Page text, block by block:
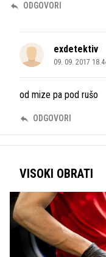
ODGOVORI
exdetektiv
09. 09. 2017
od mize pa pod rušo
ODGOVORI
VISOKI OBRATI